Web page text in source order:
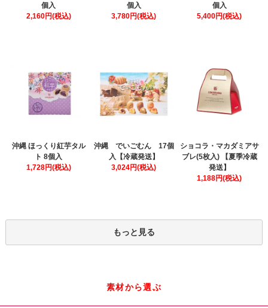
個入
2,160円(税込)
個入
3,780円(税込)
個入
5,400円(税込)
沖縄 ほっくり紅芋タル
ト 8個入
1,728円(税込)
沖縄 でいごむん 17個
入【冷蔵発送】
3,024円(税込)
ショコラ・マカダミアサ
ブレ(5枚入) 【夏季冷蔵
発送】
1,188円(税込)
もっと見る
素材から選ぶ